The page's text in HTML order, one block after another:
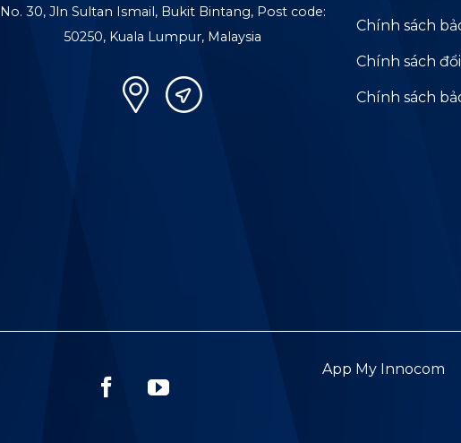
No. 30, Jln Sultan Ismail, Bukit Bintang, Post code:
50250, Kuala Lumpur, Malaysia
Chính sách
Chính sách
Chính sách
App My Innocom